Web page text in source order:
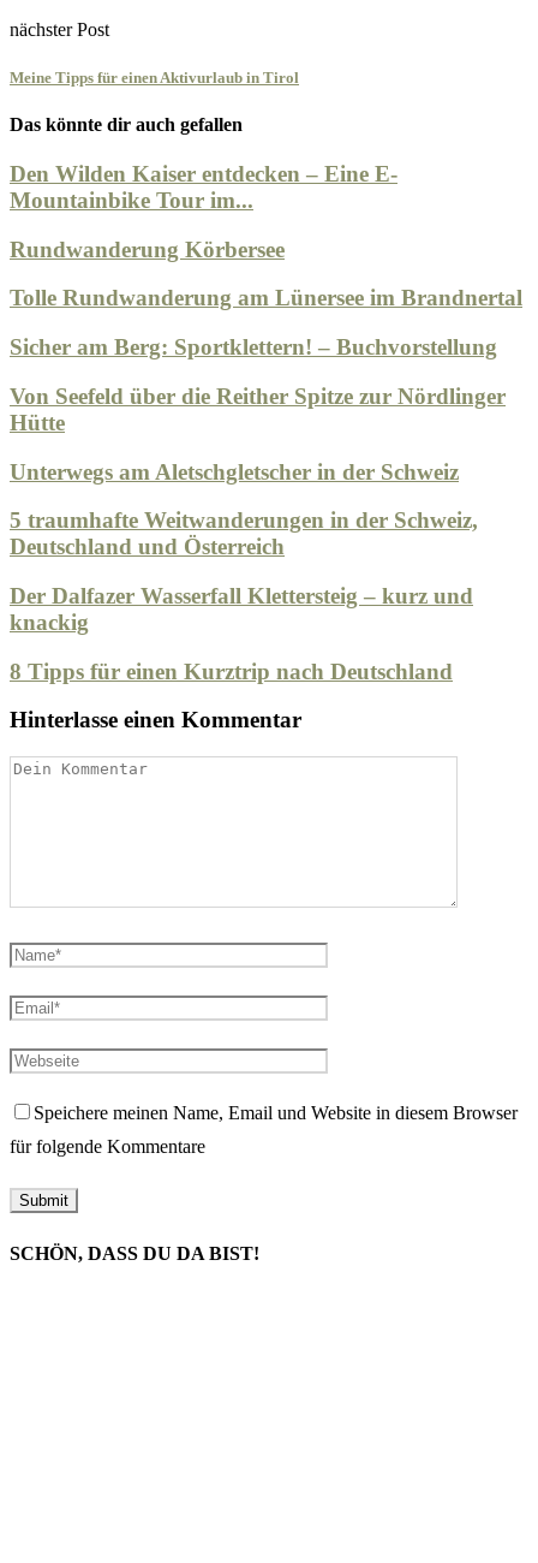
nächster Post
Meine Tipps für einen Aktivurlaub in Tirol
Das könnte dir auch gefallen
Den Wilden Kaiser entdecken – Eine E-
Mountainbike Tour im...
Rundwanderung Körbersee
Tolle Rundwanderung am Lünersee im Brandnertal
Sicher am Berg: Sportklettern! – Buchvorstellung
Von Seefeld über die Reither Spitze zur Nördlinger
Hütte
Unterwegs am Aletschgletscher in der Schweiz
5 traumhafte Weitwanderungen in der Schweiz,
Deutschland und Österreich
Der Dalfazer Wasserfall Klettersteig – kurz und
knackig
8 Tipps für einen Kurztrip nach Deutschland
Hinterlasse einen Kommentar
Speichere meinen Name, Email und Website in diesem Browser
für folgende Kommentare
SCHÖN, DASS DU DA BIST!